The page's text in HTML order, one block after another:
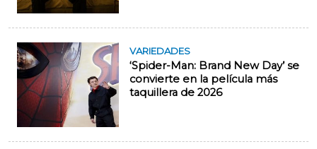
VARIEDADES
‘Spider-Man: Brand New Day’ se
convierte en la película más
taquillera de 2026